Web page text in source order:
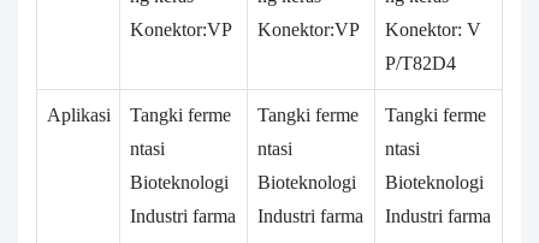
Konektor:VP
Konektor:VP
Konektor: V
P/T82D4
Aplikasi
Tangki ferme
ntasi
Bioteknologi
Industri farma
Tangki ferme
ntasi
Bioteknologi
Industri farma
Tangki ferme
ntasi
Bioteknologi
Industri farma